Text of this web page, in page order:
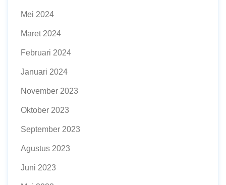
Mei 2024
Maret 2024
Februari 2024
Januari 2024
November 2023
Oktober 2023
September 2023
Agustus 2023
Juni 2023